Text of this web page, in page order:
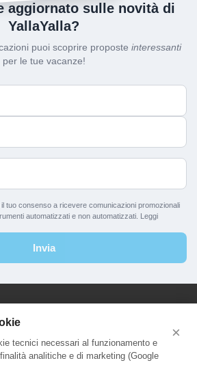
×
tecnici necessari al funzionamento e
analitiche e di marketing (Google
aggiornato sulle novità di
YallaYalla?
puoi scoprire proposte interessanti
per le tue vacanze!
tuo consenso a ricevere comunicazioni promozionali
automatizzati e non automatizzati. Leggi
Invia
- DICA Srl
e Agenzia al Pubblico:
127 - 00141 Roma